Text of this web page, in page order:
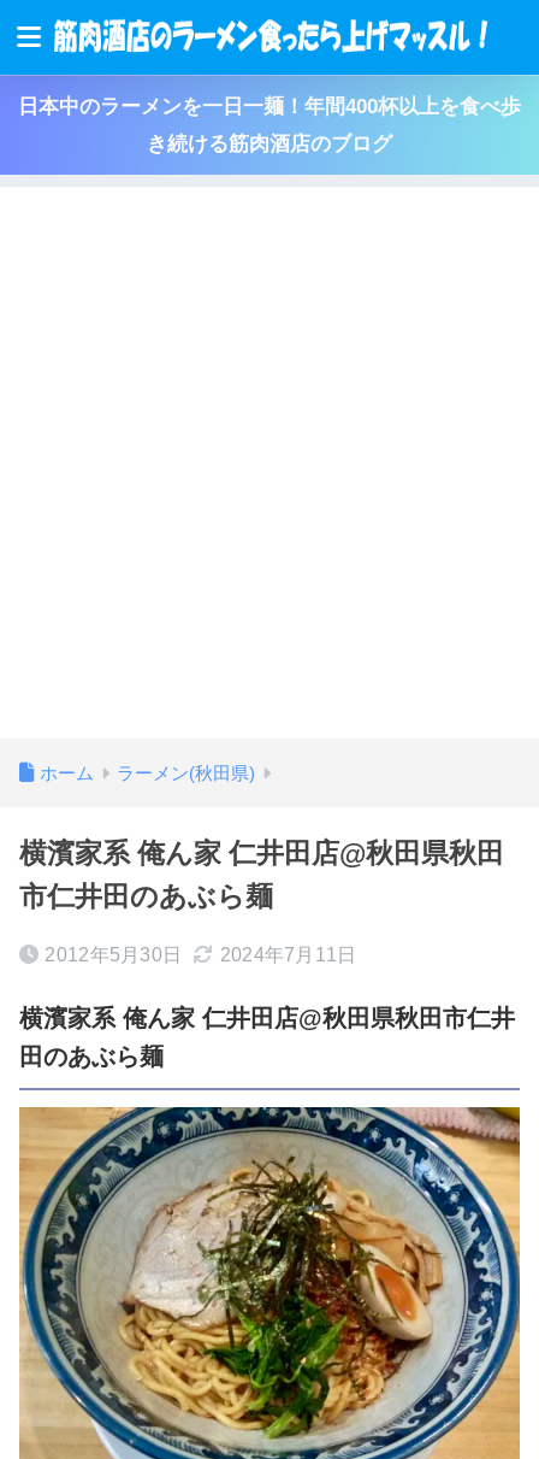
日本中のラーメンを一日一麺！年間400杯以上を食べ歩
き続ける筋肉酒店のブログ
ホーム ラーメン(秋田県)
横濱家系 俺ん家 仁井田店@秋田県秋田
市仁井田のあぶら麺
2012年5月30日 2024年7月11日
横濱家系 俺ん家 仁井田店@秋田県秋田市仁井
田のあぶら麺